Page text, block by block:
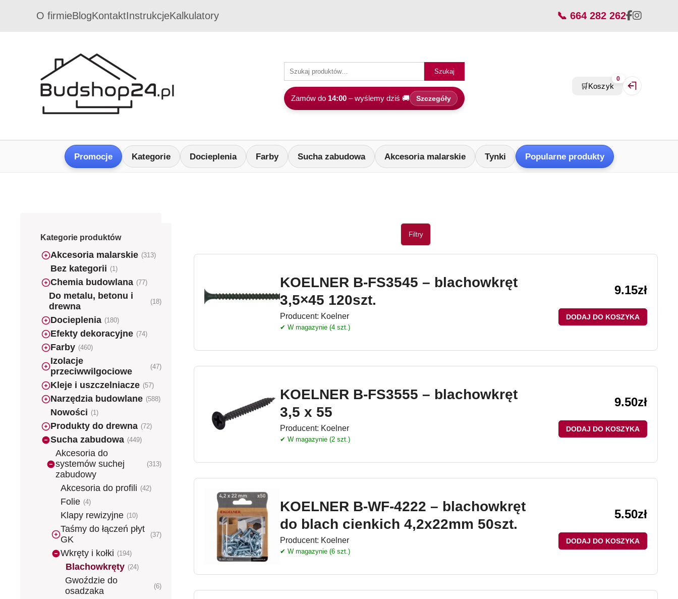
O firmieBlogKontaktInstrukcjeKalkulatory 📞 664 282 262
Szukaj
Zamów do 14:00– wyślemy dziś 🚚 Szczegóły
🛒Koszyk
0
Zaloguj się /
Promocje Kategorie Docieplenia Farby Sucha zabudowa Akcesoria malarskie Tynki Popularne produkty
Kategorie produktów
Akcesoria malarskie (313)
Bez kategorii (1)
Chemia budowlana (77)
Do metalu, betonu i
drewna
(18)
Docieplenia (180)
Efekty dekoracyjne (74)
Farby (460)
Izolacje
przeciwwilgociowe
(47)
Kleje i uszczelniacze (57)
Narzędzia budowlane (588)
Nowości (1)
Produkty do drewna (72)
Sucha zabudowa (449)
Akcesoria do
systemów suchej
zabudowy
(313)
Akcesoria do profili (42)
Folie (4)
Klapy rewizyjne (10)
Taśmy do łączeń płyt
GK
(37)
Wkręty i kołki (194)
Blachowkręty (24)
Gwoździe do
osadzaka
(6)
Filtry
KOELNER B-FS3545 – blachowkręt
3,5×45 120szt.
Producent: Koelner
✔ W magazynie (4 szt.)
9.15zł
DODAJ DO KOSZYKA
KOELNER B-FS3555 – blachowkręt
3,5 x 55
Producent: Koelner
✔ W magazynie (2 szt.)
9.50zł
DODAJ DO KOSZYKA
KOELNER B-WF-4222 – blachowkręt
do blach cienkich 4,2x22mm 50szt.
Producent: Koelner
✔ W magazynie (6 szt.)
5.50zł
DODAJ DO KOSZYKA